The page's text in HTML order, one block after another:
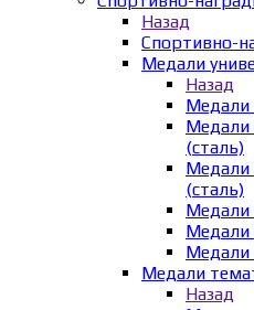
Назад
Спортивно-
Медали
Назад
Медали
Медали
(сталь)
Медали
(сталь)
Медали
Медали
Медали
Медали
Назад